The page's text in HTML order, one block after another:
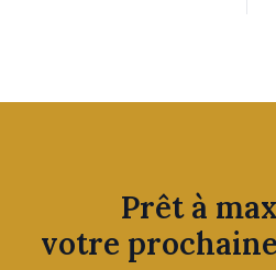
Prêt à
votre